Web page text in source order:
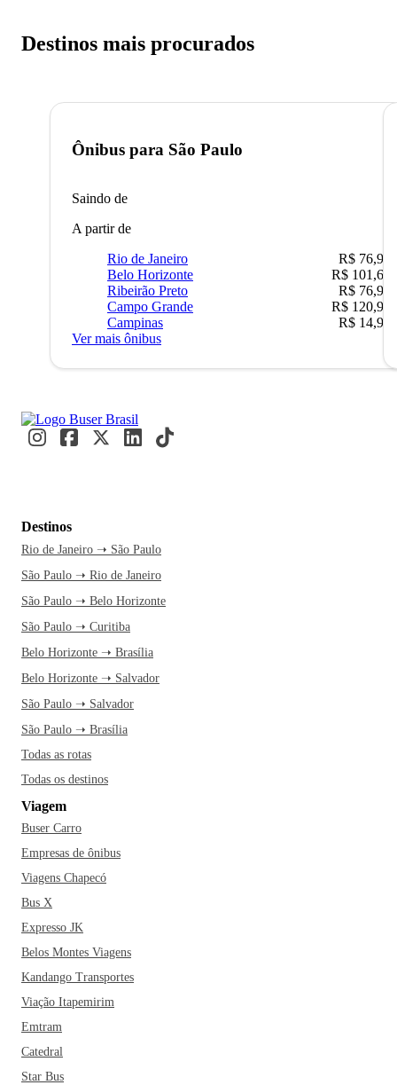
Destinos mais procurados
Ônibus para São Paulo
Saindo de
A partir de
Rio de Janeiro
R$ 76,90
Belo Horizonte
R$ 101,67
Ribeirão Preto
R$ 76,90
Campo Grande
R$ 120,90
Campinas
R$ 14,90
Ver mais ônibus
Destinos
Rio de Janeiro ➝ São Paulo
São Paulo ➝ Rio de Janeiro
São Paulo ➝ Belo Horizonte
São Paulo ➝ Curitiba
Belo Horizonte ➝ Brasília
Belo Horizonte ➝ Salvador
São Paulo ➝ Salvador
São Paulo ➝ Brasília
Todas as rotas
Todas os destinos
Viagem
Buser Carro
Empresas de ônibus
Viagens Chapecó
Bus X
Expresso JK
Belos Montes Viagens
Kandango Transportes
Viação Itapemirim
Emtram
Catedral
Star Bus